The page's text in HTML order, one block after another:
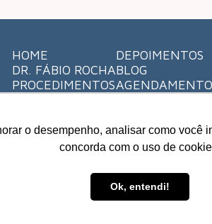
o desempenho, analisar como
concorda com o uso de
Ok, entendi!
HOME
DR. FÁBIO ROCHA
PROCEDIMENTOS
DEPOIMENTOS
BLOG
AGENDAMENTO